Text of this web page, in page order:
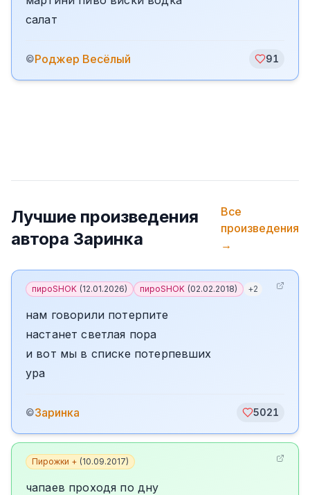
салат
©Роджер Весёлый 91
Лучшие произведения
автора Заринка
Все
произведения
→
пироSHOK (12.01.2026) пироSHOK (02.02.2018) +2
нам говорили потерпите
настанет светлая пора
и вот мы в списке потерпевших
ура
©Заринка 5021
Пирожки + (10.09.2017)
чапаев проходя по дну